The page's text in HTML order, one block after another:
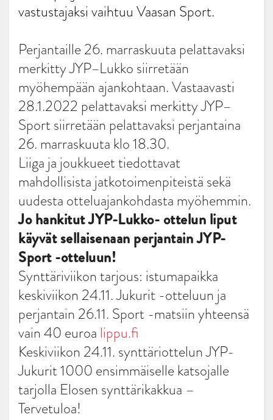
vastustajaksi vaihtuu Vaasan Sport.
Perjantaille 26. marraskuuta pelattavaksi
merkitty JYP–Lukko siirretään
myöhempään ajankohtaan. Vastaavasti
28.1.2022 pelattavaksi merkitty JYP–
Sport siirretään pelattavaksi perjantaina
26. marraskuuta klo 18.30.
Liiga ja joukkueet tiedottavat
mahdollisista jatkotoimenpiteistä sekä
uudesta otteluajankohdasta myöhemmin.
Jo hankitut JYP-Lukko- ottelun liput
käyvät sellaisenaan perjantain JYP-
Sport -otteluun!
Synttäriviikon tarjous: istumapaikka
keskiviikon 24.11. Jukurit -otteluun ja
perjantain 26.11. Sport -matsiin yhteensä
vain 40 euroa lippu.fi
Keskiviikon 24.11. synttäriottelun JYP-
Jukurit 1000 ensimmäiselle katsojalle
tarjolla Elosen synttärikakkua –
Tervetuloa!